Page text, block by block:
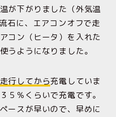
が下がりました（外気温
石に、エアコンオフで走
コン（ヒータ）を入れた
うようになりました。
行してから充電していま
５％くらいで充電です。
ースが早いので、早めに